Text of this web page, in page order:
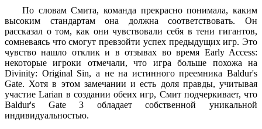
По словам Смита, команда прекрасно понимала, каким
высоким стандартам она должна соответствовать. Он
рассказал о том, как они чувствовали себя в тени гигантов,
сомневаясь что смогут превзойти успех предыдущих игр. Это
чувство нашло отклик и в отзывах во время Early Access:
некоторые игроки отмечали, что игра больше похожа на
Divinity: Original Sin, а не на истинного преемника Baldur's
Gate. Хотя в этом замечании и есть доля правды, учитывая
участие Larian в создании обеих игр, Смит подчеркивает, что
Baldur's Gate 3 обладает собственной уникальной
индивидуальностью.